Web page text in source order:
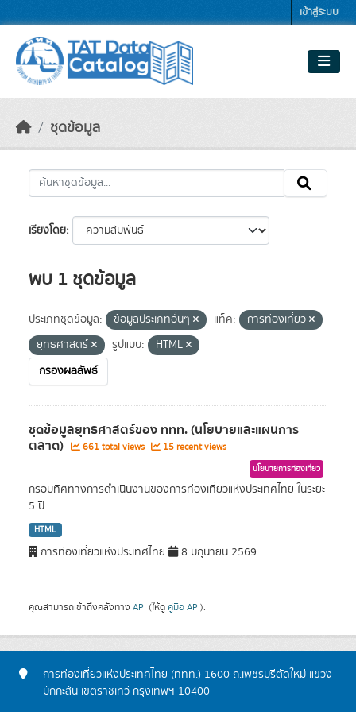
เข้าสู่ระบบ
ชุดข้อมูล
เรียงโดย
พบ 1 ชุดข้อมูล
ประเภทชุดข้อมูล: ข้อมูลประเภทอื่นๆ แท็ค:
การท่องเที่ยว
ยุทธศาสตร์
รูปแบบ:
HTML
กรองผลลัพธ์
ชุดข้อมูลยุทธศาสตร์ของ ททท. (นโยบายและแผนการ
ตลาด) 661 total views 15 recent views
นโยบายการท่องเที่ยว
กรอบทิศทางการดำเนินงานของการท่องเที่ยวแห่งประเทศไทย ในระยะ
5 ปี
HTML
การท่องเที่ยวแห่งประเทศไทย 8 มิถุนายน 2569
คุณสามารถเข้าถึงคลังทาง API (ให้ดู คู่มือ API).
การท่องเที่ยวแห่งประเทศไทย (ททท.) 1600 ถ.เพชรบุรีตัดใหม่ แขวง
มักกะสัน เขตราชเทวี กรุงเทพฯ 10400